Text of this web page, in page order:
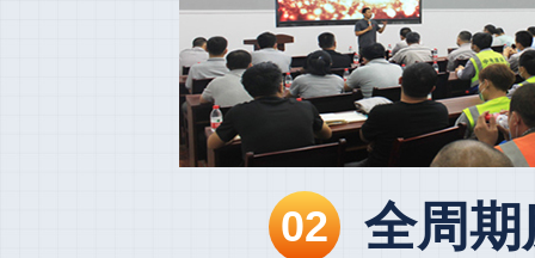
02 全周期